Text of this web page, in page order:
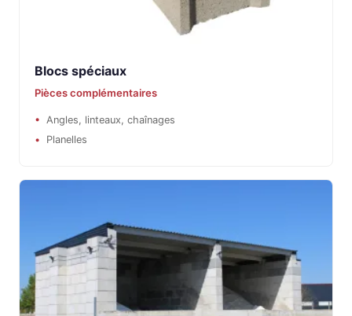
Blocs spéciaux
Pièces complémentaires
Angles, linteaux, chaînages
Planelles